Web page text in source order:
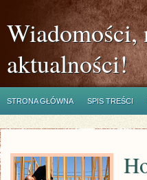
Wiadomości,
aktualności!
STRONA GŁÓWNA SPIS TREŚCI